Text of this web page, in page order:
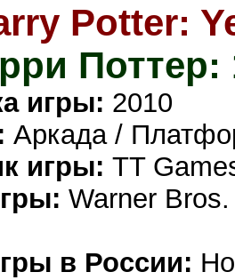
Potter:
Поттер:
игры: 2010
Аркада /
игры: TT
Warner
в России: